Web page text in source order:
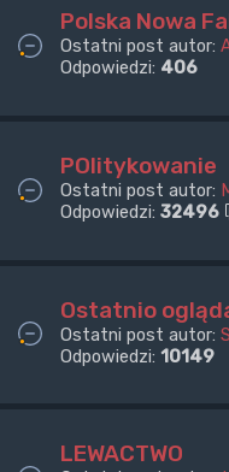
Polska Nowa
Ostatni post autor:
Odpowiedzi: 406
POlitykowanie
Ostatni post autor:
Odpowiedzi: 32496
Ostatnio
Ostatni post autor:
Odpowiedzi: 10149
LEWACTWO